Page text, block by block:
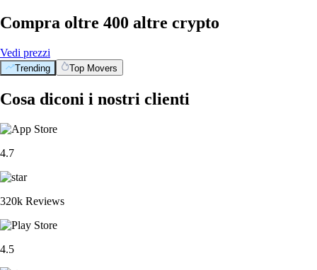
Compra oltre 400 altre crypto
Vedi prezzi
Trending Top Movers
Cosa diconi i nostri clienti
4.7
320k Reviews
4.5